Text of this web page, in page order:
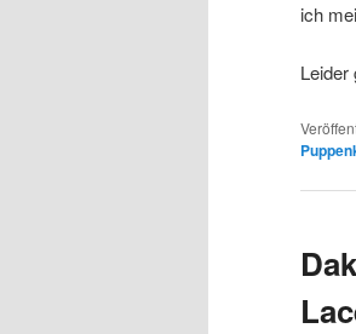
ich